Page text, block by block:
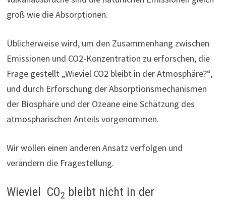
groß wie die Absorptionen.
Üblicherweise wird, um den Zusammenhang zwischen
Emissionen und CO2-Konzentration zu erforschen, die
Frage gestellt „Wieviel CO2 bleibt in der Atmosphäre?“,
und durch Erforschung der Absorptionsmechanismen
der Biosphäre und der Ozeane eine Schätzung des
atmosphärischen Anteils vorgenommen.
Wir wollen einen anderen Ansatz verfolgen und
verändern die Fragestellung.
Wieviel CO2 bleibt nicht in der